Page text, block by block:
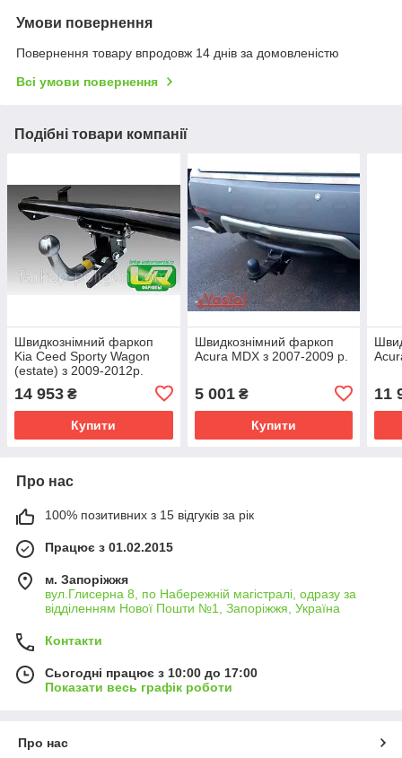
Умови повернення
Повернення товару впродовж 14 днів за домовленістю
Всі умови повернення
Подібні товари компанії
Швидкознімний фаркоп
Kia Ceed Sporty Wagon
(estate) з 2009-2012р.
14 953 ₴
Купити
Швидкознімний фаркоп
Acura MDX з 2007-2009 р.
5 001₴
Купити
11
Про нас
100% позитивних з 15 відгуків за рік
Працює з 01.02.2015
м. Запоріжжя
вул.Глисерна 8, по Набережній магістралі, одразу за
відділенням Нової Пошти №1, Запоріжжя, Україна
Контакти
Сьогодні працює з 10:00 до 17:00
Показати весь графік роботи
Про нас